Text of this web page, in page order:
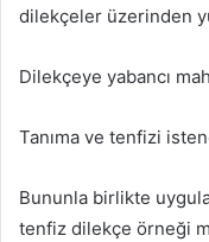
dilekçeler üzerinden
Dilekçeye yabancı
Tanıma ve tenfizi
Bununla birlikte
tenfiz dilekçe örneği